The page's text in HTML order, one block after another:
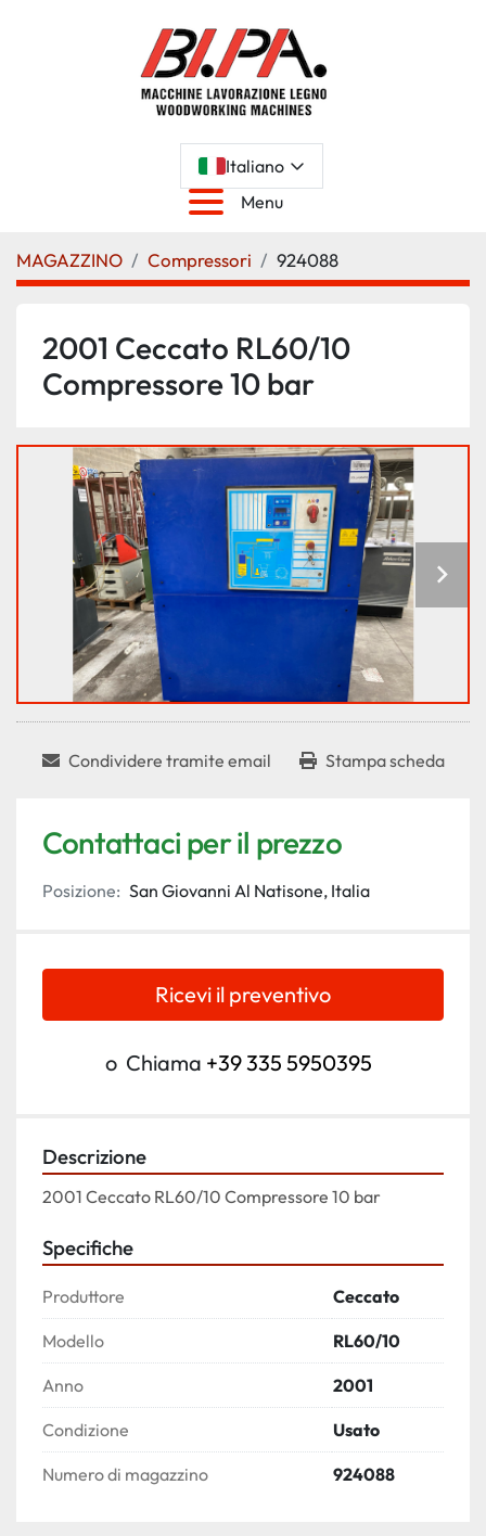
Italiano
Menu
MAGAZZINO Compressori 924088
2001 Ceccato RL60/10
Compressore 10 bar
Condividere tramite email Stampa scheda
Contattaci per il prezzo
Posizione: San Giovanni Al Natisone, Italia
Ricevi il preventivo
o Chiama +39 335 5950395
Descrizione
2001 Ceccato RL60/10 Compressore 10 bar
Specifiche
Produttore Ceccato
Modello RL60/10
Anno 2001
Condizione Usato
Numero di magazzino 924088